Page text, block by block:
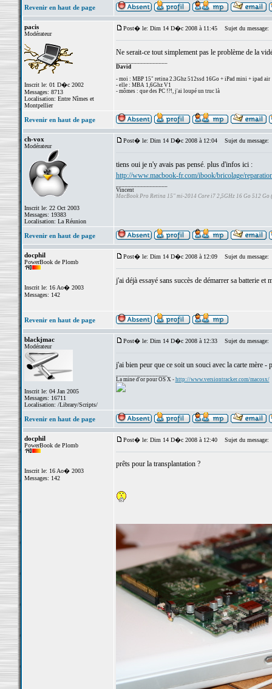
Revenir en haut de page
pacis
Modérateur
Inscrit le: 01 D�c 2002
Messages: 8713
Localisation: Entre Nîmes et
Montpellier
Post� le: Dim 14 D�c 2008 à 11:45 Sujet du message:
Ne serait-ce tout simplement pas le problème de la
David
- moi : MBP 15" retina 2.3Ghz 512ssd 16Go + iPad mini + ipad air
- elle : MBA 1,6Ghz V1
- mômes : que des PC !?!, j'ai loupé un truc là
Revenir en haut de page
ch-vox
Modérateur
Inscrit le: 22 Oct 2003
Messages: 19383
Localisation: La Réunion
Post� le: Dim 14 D�c 2008 à 12:04 Sujet du message:
tiens oui je n'y avais pas pensé. plus d'infos ici :
http://www.macbook-fr.com/ibook/bricolage/
Vincent
MacBook Pro Retina 15" mi-2014 Core i7 2,5GHz 16 Go 512 Go
Revenir en haut de page
docphil
PowerBook de Plomb
Inscrit le: 16 Ao� 2003
Messages: 142
Post� le: Dim 14 D�c 2008 à 12:09 Sujet du message:
j'ai déjà essayé sans succès de démarrer sa batterie
Revenir en haut de page
blackjmac
Modérateur
Inscrit le: 04 Jan 2005
Messages: 16711
Localisation: /Library/Scripts/
Post� le: Dim 14 D�c 2008 à 12:33 Sujet du message:
j'ai bien peur que ce soit un souci avec la carte mère -
La mine d'or pour OS X - http://www.versiontracker.com/macosx/
Revenir en haut de page
docphil
PowerBook de Plomb
Inscrit le: 16 Ao� 2003
Messages: 142
Post� le: Dim 14 D�c 2008 à 12:40 Sujet du message:
prêts pour la transplantation ?